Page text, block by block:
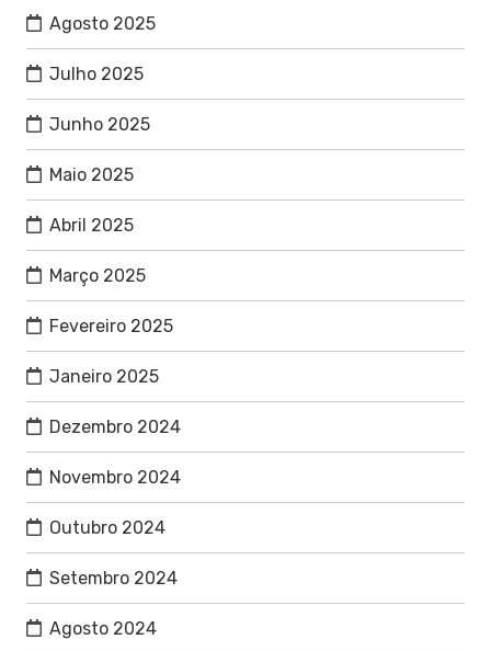
Agosto 2025
Julho 2025
Junho 2025
Maio 2025
Abril 2025
Março 2025
Fevereiro 2025
Janeiro 2025
Dezembro 2024
Novembro 2024
Outubro 2024
Setembro 2024
Agosto 2024